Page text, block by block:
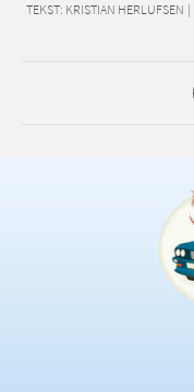
TEKST: KRISTIAN HERLUFSEN |